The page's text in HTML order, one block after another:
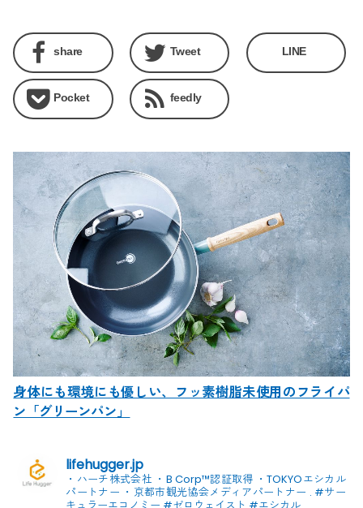
share Tweet LINE
Pocket feedly
身体にも環境にも優しい、フッ素樹脂未使用のフライパ
ン「グリーンパン」
lifehugger.jp
・ハーチ株式会社 ・B Corp™認証取得 ・TOKYOエシカル
パートナー ・京都市観光協会メディアパートナー . #サー